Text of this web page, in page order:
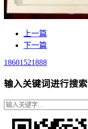
上一篇
下一篇
18601521888
输入关键词进行搜索